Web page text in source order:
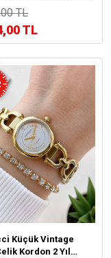
Erkek Kol Saati
TL
TL
Küçük Vintage
Kordon 2 Yıl